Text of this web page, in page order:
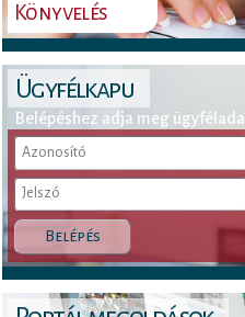
Könyvelés
Ügyfélkapu
Belépéshez adja meg
Belépés